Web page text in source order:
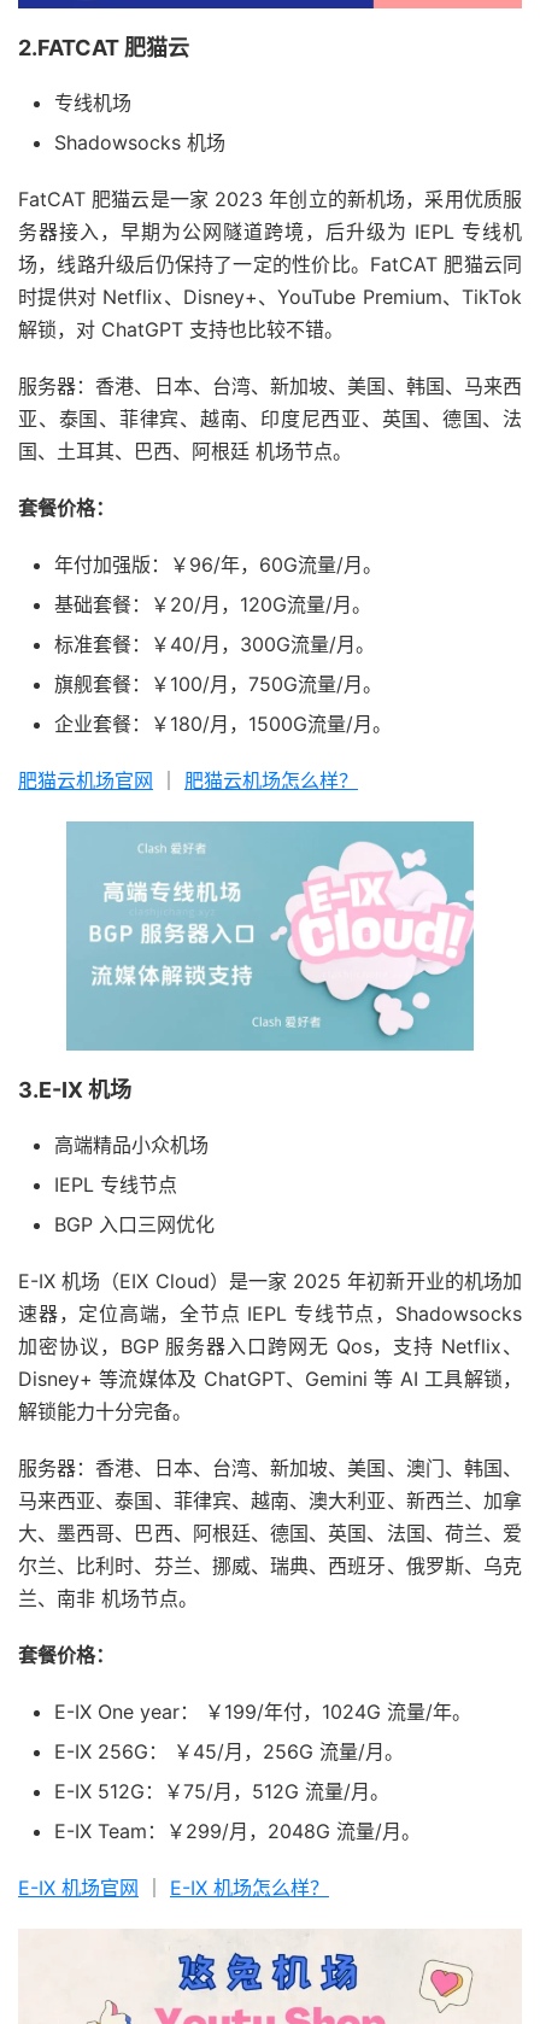
2.FATCAT 肥猫云
专线机场
Shadowsocks 机场
FatCAT 肥猫云是一家 2023 年创立的新机场，采用优质服
务器接入，早期为公网隧道跨境，后升级为 IEPL 专线机
场，线路升级后仍保持了一定的性价比。FatCAT 肥猫云同
时提供对 Netflix、Disney+、YouTube Premium、TikTok
解锁，对 ChatGPT 支持也比较不错。
服务器：香港、日本、台湾、新加坡、美国、韩国、马来西
亚、泰国、菲律宾、越南、印度尼西亚、英国、德国、法
国、土耳其、巴西、阿根廷 机场节点。
套餐价格：
年付加强版：￥96/年，60G流量/月。
基础套餐：￥20/月，120G流量/月。
标准套餐：￥40/月，300G流量/月。
旗舰套餐：￥100/月，750G流量/月。
企业套餐：￥180/月，1500G流量/月。
肥猫云机场官网 肥猫云机场怎么样？
3.E-IX 机场
高端精品小众机场
IEPL 专线节点
BGP 入口三网优化
E-IX 机场（EIX Cloud）是一家 2025 年初新开业的机场加
速器，定位高端，全节点 IEPL 专线节点，Shadowsocks
加密协议，BGP 服务器入口跨网无 Qos，支持 Netflix、
Disney+ 等流媒体及 ChatGPT、Gemini 等 AI 工具解锁，
解锁能力十分完备。
服务器：香港、日本、台湾、新加坡、美国、澳门、韩国、
马来西亚、泰国、菲律宾、越南、澳大利亚、新西兰、加拿
大、墨西哥、巴西、阿根廷、德国、英国、法国、荷兰、爱
尔兰、比利时、芬兰、挪威、瑞典、西班牙、俄罗斯、乌克
兰、南非 机场节点。
套餐价格：
E-IX One year： ￥199/年付，1024G 流量/年。
E-IX 256G： ￥45/月，256G 流量/月。
E-IX 512G：￥75/月，512G 流量/月。
E-IX Team：￥299/月，2048G 流量/月。
E-IX 机场官网 E-IX 机场怎么样？